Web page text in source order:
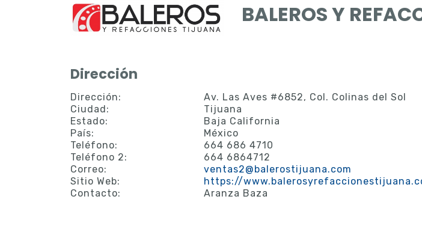
BALEROS Y
Dirección
Dirección:
Av. Las Aves #6852, Col. Colinas del Sol
Ciudad:
Tijuana
Estado:
Baja California
País:
México
Teléfono:
664 686 4710
Teléfono 2:
664 6864712
Correo:
ventas2@balerostijuana.com
Sitio Web:
https://
Contacto:
Aranza Baza